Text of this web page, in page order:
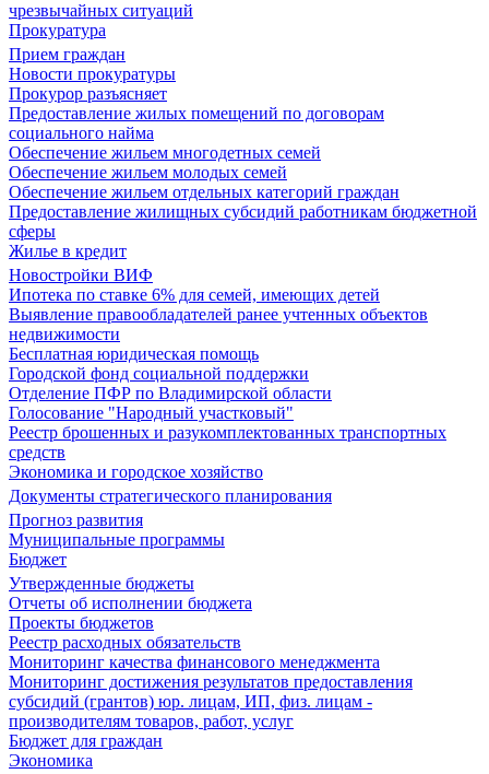
чрезвычайных ситуаций
Прокуратура
Прием граждан
Новости прокуратуры
Прокурор разъясняет
Предоставление жилых помещений по договорам
социального найма
Обеспечение жильем многодетных семей
Обеспечение жильем молодых семей
Обеспечение жильем отдельных категорий граждан
Предоставление жилищных субсидий работникам бюджетной
сферы
Жилье в кредит
Новостройки ВИФ
Ипотека по ставке 6% для семей, имеющих детей
Выявление правообладателей ранее учтенных объектов
недвижимости
Бесплатная юридическая помощь
Городской фонд социальной поддержки
Отделение ПФР по Владимирской области
Голосование "Народный участковый"
Реестр брошенных и разукомплектованных транспортных
средств
Экономика и городское хозяйство
Документы стратегического планирования
Прогноз развития
Муниципальные программы
Бюджет
Утвержденные бюджеты
Отчеты об исполнении бюджета
Проекты бюджетов
Реестр расходных обязательств
Мониторинг качества финансового менеджмента
Мониторинг достижения результатов предоставления
субсидий (грантов) юр. лицам, ИП, физ. лицам -
производителям товаров, работ, услуг
Бюджет для граждан
Экономика